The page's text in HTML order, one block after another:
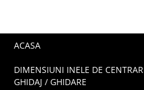
ACASA
DIMENSIUNI INELE DE
GHIDAJ / GHIDARE